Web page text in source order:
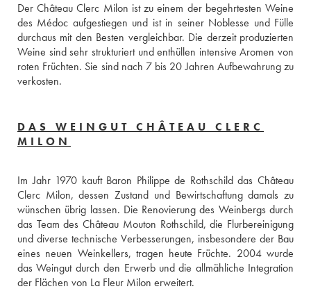
Der Château Clerc Milon ist zu einem der begehrtesten Weine
des Médoc aufgestiegen und ist in seiner Noblesse und Fülle
durchaus mit den Besten vergleichbar. Die derzeit produzierten
Weine sind sehr strukturiert und enthüllen intensive Aromen von
roten Früchten. Sie sind nach 7 bis 20 Jahren Aufbewahrung zu
verkosten.
DAS WEINGUT CHÂTEAU CLERC
MILON
Im Jahr 1970 kauft Baron Philippe de Rothschild das Château
Clerc Milon, dessen Zustand und Bewirtschaftung damals zu
wünschen übrig lassen. Die Renovierung des Weinbergs durch
das Team des Château Mouton Rothschild, die Flurbereinigung
und diverse technische Verbesserungen, insbesondere der Bau
eines neuen Weinkellers, tragen heute Früchte. 2004 wurde
das Weingut durch den Erwerb und die allmähliche Integration
der Flächen von La Fleur Milon erweitert.